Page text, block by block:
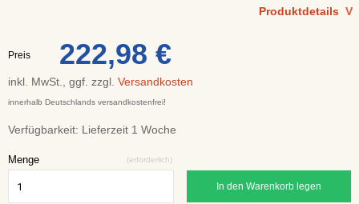
Produktdetails V
Preis 222,98 €
inkl. MwSt., ggf. zzgl. Versandkosten
innerhalb Deutschlands versandkostenfrei!
Verfügbarkeit: Lieferzeit 1 Woche
Menge (erforderlich)
In den Warenkorb legen